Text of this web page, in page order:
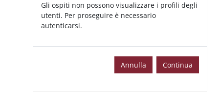
Gli ospiti non possono visualizzare i profili degli
utenti. Per proseguire è necessario
autenticarsi.
Annulla Continua